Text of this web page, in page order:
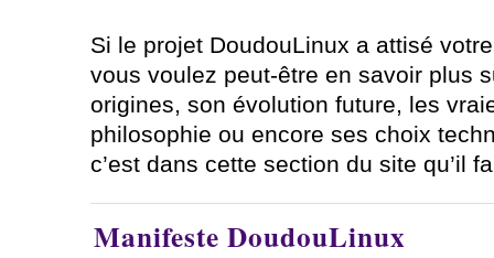
Si le projet DoudouLinux a attisé
vous voulez peut-être en savoir plus
origines, son évolution future, les
philosophie ou encore ses choix
c’est dans cette section du site qu’il
Manifeste DoudouLinux